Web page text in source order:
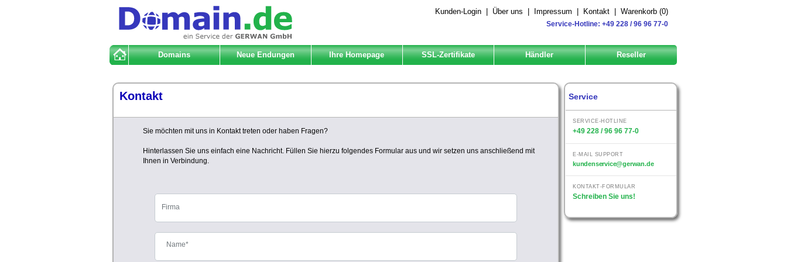
Kunden-Login Über uns Impressum Kontakt Warenkorb (0)
Service-Hotline: +49 228 / 96 96 77-0
Domains Neue Endungen Ihre Homepage SSL-Zertifikate Händler Reseller
Kontakt
Sie möchten mit uns in Kontakt treten oder haben Fragen?
Hinterlassen Sie uns einfach eine Nachricht. Füllen Sie hierzu folgendes Formular aus und wir setzen uns anschließend mit
Ihnen in Verbindung.
Firma
Name*
Service
SERVICE-HOTLINE
+49 228 / 96 96 77-0
E-MAIL SUPPORT
kundenservice@gerwan.de
KONTAKT-FORMULAR
Schreiben Sie uns!